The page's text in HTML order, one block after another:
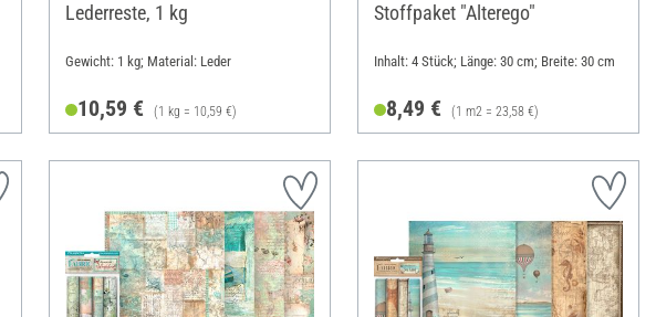
Lederreste, 1 kg
Gewicht: 1 kg; Material: Leder
10,59 € (1 kg = 10,59 €)
Stoffpaket "Alterego"
Inhalt: 4 Stück; Länge: 30 cm; Breite: 30 cm
8,49 € (1 m2 = 23,58 €)